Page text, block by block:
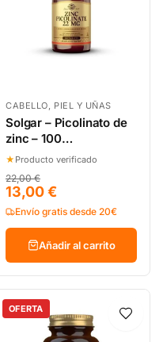
CABELLO, PIEL Y UÑAS
Solgar – Picolinato de
zinc – 100
comprimidos
★ Producto verificado
22,00 €
13,00 €
Envío gratis desde 20€
Añadir al carrito
OFERTA